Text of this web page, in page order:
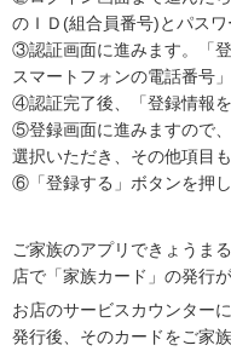
のＩＤ(組合員番号)とパスワ
③認証画面に進みます。「
スマートフォンの電話番号
④認証完了後、「登録情報
⑤登録画面に進みますので
選択いただき、その他項目
⑥「登録する」ボタンを押
ご家族のアプリできょうま
店で「家族カード」の発行
お店のサービスカウンター
発行後、そのカードをご家